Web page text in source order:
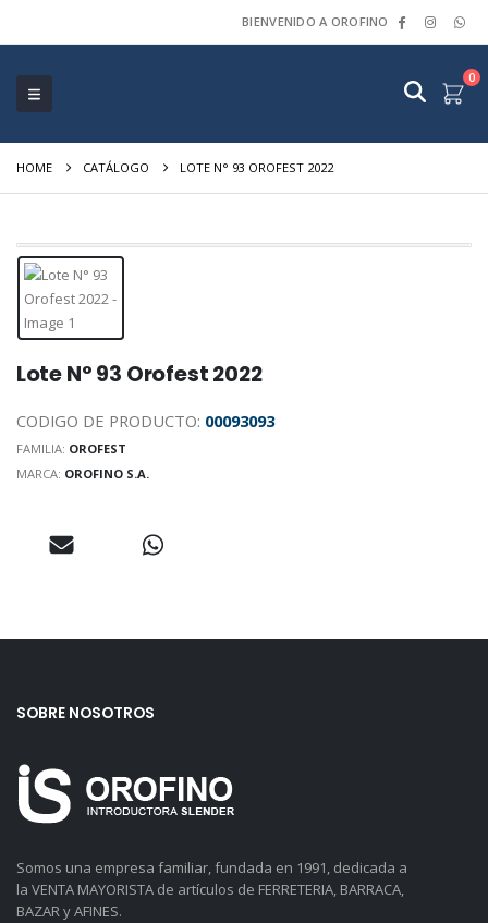
BIENVENIDO A OROFINO
0
HOME CATÁLOGO LOTE N° 93 OROFEST 2022
Lote N° 93 Orofest 2022
CODIGO DE PRODUCTO: 00093093
FAMILIA: OROFEST
MARCA: OROFINO S.A.
SOBRE NOSOTROS
Somos una empresa familiar, fundada en 1991, dedicada a
la VENTA MAYORISTA de artículos de FERRETERIA, BARRACA,
BAZAR y AFINES.